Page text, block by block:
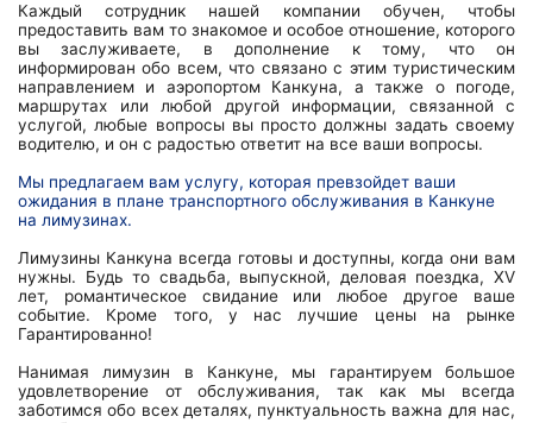
Каждый сотрудник нашей компании обучен, чтобы
предоставить вам то знакомое и особое отношение, которого
вы заслуживаете, в дополнение к тому, что он
информирован обо всем, что связано с этим туристическим
направлением и аэропортом Канкуна, а также о погоде,
маршрутах или любой другой информации, связанной с
услугой, любые вопросы вы просто должны задать своему
водителю, и он с радостью ответит на все ваши вопросы.
Мы предлагаем вам услугу, которая превзойдет ваши
ожидания в плане транспортного обслуживания в Канкуне
на лимузинах.
Лимузины Канкуна всегда готовы и доступны, когда они вам
нужны. Будь то свадьба, выпускной, деловая поездка, XV
лет, романтическое свидание или любое другое ваше
событие. Кроме того, у нас лучшие цены на рынке
Гарантированно!
Нанимая лимузин в Канкуне, мы гарантируем большое
удовлетворение от обслуживания, так как мы всегда
заботимся обо всех деталях, пунктуальность важна для нас,